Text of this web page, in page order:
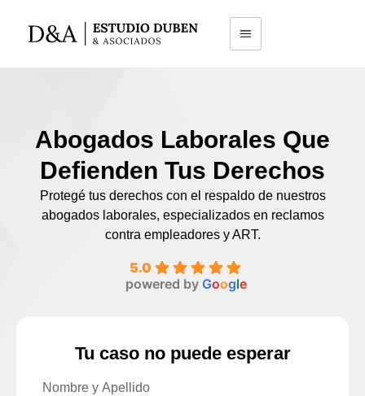
Abogados Laborales Que
Defienden Tus Derechos
Protegé tus derechos con el respaldo de nuestros
abogados laborales, especializados en reclamos
contra empleadores y ART.
5.0
powered by Google
Tu caso no puede esperar